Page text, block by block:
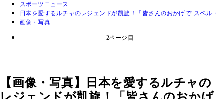
スポーツニュース
日本を愛するルチャのレジェンドが凱旋！「皆さんのおかげで“スペル
画像・写真
2ページ目
【画像・写真】日本を愛するルチャの
レジェンドが凱旋！「皆さんのおかげ